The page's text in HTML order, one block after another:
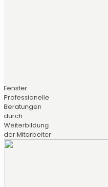
Fenster
Professionelle
Beratungen
durch
Weiterbildung
der Mitarbeiter